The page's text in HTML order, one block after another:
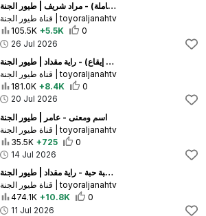
ع الفلافل (الباقة الكاملة) - مراد شريف | طيور الجنة
قناة طيور الجنة | toyoraljanahtv
105.5K +5.5K
0
26 Jul 2026
دادا حبة حبة (بدون إيقاع) - راية مقداد | طيور الجنة
قناة طيور الجنة | toyoraljanahtv
181.0K +8.4K
0
20 Jul 2026
اسم ومعنى - عامر | طيور الجنة
قناة طيور الجنة | toyoraljanahtv
35.5K +725
0
14 Jul 2026
كواليس دادا حبة حبة - راية مقداد | طيور الجنة
قناة طيور الجنة | toyoraljanahtv
474.1K +10.8K
0
11 Jul 2026